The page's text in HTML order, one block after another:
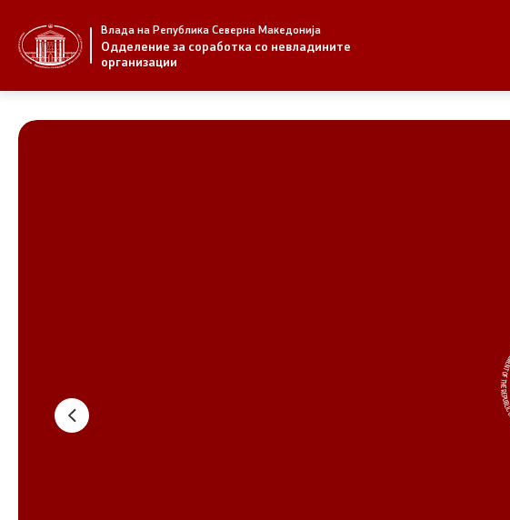
Влада на Република Северна Македонија
Одделение за соработка со невладините
организации
За нас
Регистар
Дијалог меѓу Владата и